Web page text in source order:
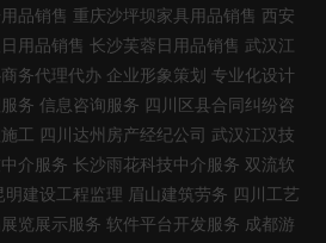
品销售 重庆沙坪坝家具用品销售 西安
用品销售 长沙芙蓉日用品销售 武汉江
务代理代办 企业形象策划 专业化设计
务 信息咨询服务 四川区县合同纠纷咨
工 四川达州房产经纪公司 武汉江汉技
介服务 长沙雨花科技中介服务 双流软
明建设工程监理 眉山建筑劳务 四川工艺
览展示服务 软件平台开发服务 成都游